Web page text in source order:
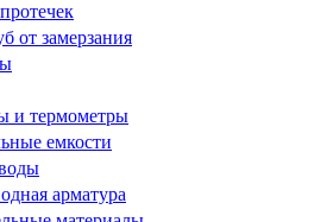
от замерзания
и термометры
емкости
арматура